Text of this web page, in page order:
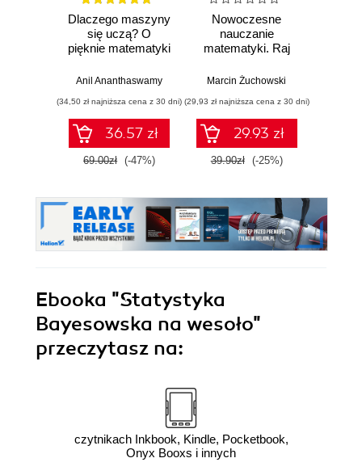
Dlaczego maszyny
się uczą? O
pięknie matematyki
współczesnej
inteligencji
Anil Ananthaswamy
(34,50 zł najniższa cena z 30 dni)
36.57 zł
69.00zł (-47%)
Nowoczesne
nauczanie
matematyki. Raj
kalkulatora?
Marcin Żuchowski
(29,93 zł najniższa cena z 30 dni)
29.93 zł
39.90zł (-25%)
Ebooka "Statystyka
Bayesowska na wesoło"
przeczytasz na:
czytnikach Inkbook, Kindle, Pocketbook,
Onyx Booxs i innych